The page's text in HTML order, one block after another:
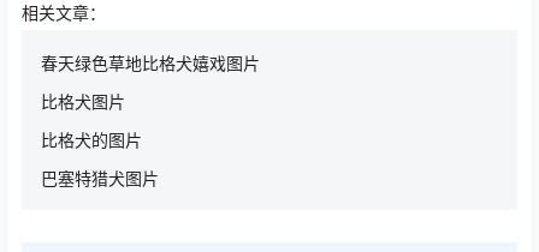
相关文章：
春天绿色草地比格犬嬉戏图片
比格犬图片
比格犬的图片
巴塞特猎犬图片